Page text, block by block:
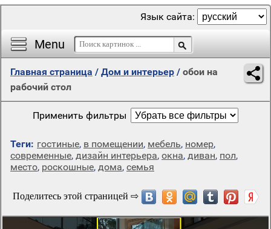
Menu
Язык сайта:
Главная страница / Дом и интерьер / обои на
рабочий стол
Применить фильтры
Теги: гостиные, в помещении, мебель, номер,
современные, дизайн интерьера, окна, диван, пол,
место, роскошные, дома, семья